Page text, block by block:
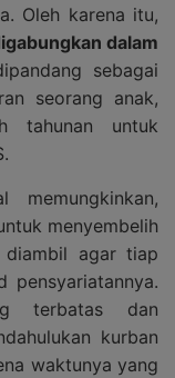
Oleh karena itu,
dalam
sebagai
seorang anak,
tahunan untuk
memungkinkan,
menyembelih
diambil agar tiap
pensyariatannya.
terbatas dan
kurban
waktunya yang